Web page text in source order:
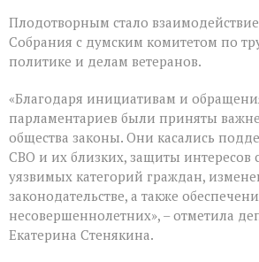
Плодотворным стало
Собрания с думским комитетом по
политике и делам ветеранов.
«Благодаря инициативам и
парламентариев были приняты
общества законы. Они касались
СВО и их близких, защиты интересов
уязвимых категорий граждан,
законодательстве, а также
несовершеннолетних», – отметила
Екатерина Стенякина.